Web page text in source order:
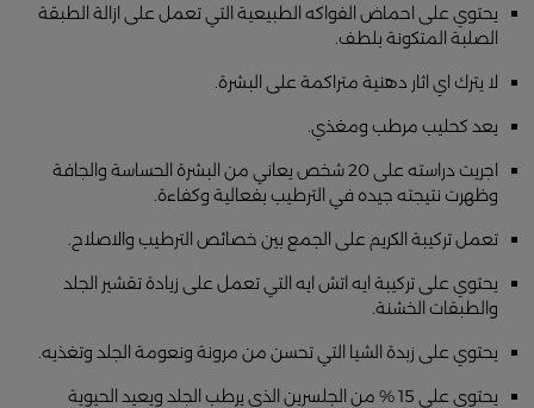
يحتوي على احماض الفواكه الطبيعية التي تعمل على ازالة الطبقة
الصلبة المتكونة بلطف.
لا يترك اي اثار دهنية متراكمة على البشرة.
يعد كحليب مرطب ومغذي.
اجريت دراسته على 20 شخص يعاني من البشرة الحساسة والجافة
وظهرت نتيجته جيده في الترطيب بفعالية وكفاءة.
تعمل تركيبة الكريم على الجمع بين خصائص الترطيب والاصلاح.
يحتوي على تركيبة ايه اتش ايه التي تعمل على زيادة تقشير الجلد
والطبقات الخشنة.
يحتوي على زبدة الشيا التي تحسن من مرونة ونعومة الجلد وتغذيه.
يحتوي على 15 % من الجلسرين الذي يرطب الجلد ويعيد الحيوية